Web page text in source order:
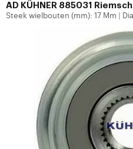
AD KÜHNER 885031
Steek wielbouten (mm): 17 Mm